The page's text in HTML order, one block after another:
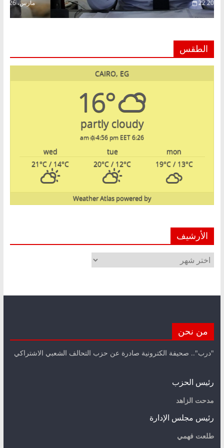
22 فبراير، 2026
الطقس
CAIRO, EG
16°
partly cloudy
6:26 am
4:56 pm EET
mon
tue
wed
19°C/ 13°C
20°C / 12°C
21°C / 14°C
powered by
Weather Atlas
الأرشيف
الأرشيف
من نحن
"درب".. صحيفة الكترونية صادرة عن حزب التحالف الشعبي الاشتراكي
رئيس الحزب
مدحت الزاهد
رئيس مجلس الإدارة
طلعت فهمي